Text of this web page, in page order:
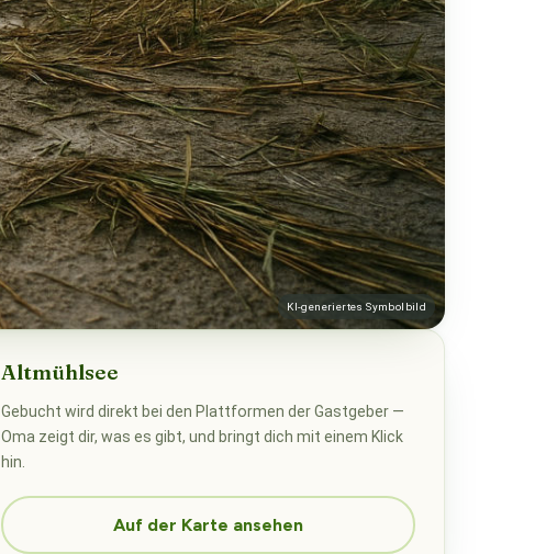
KI-generiertes Symbolbild
Altmühlsee
Gebucht wird direkt bei den Plattformen der Gastgeber —
Oma zeigt dir, was es gibt, und bringt dich mit einem Klick
hin.
Auf der Karte ansehen